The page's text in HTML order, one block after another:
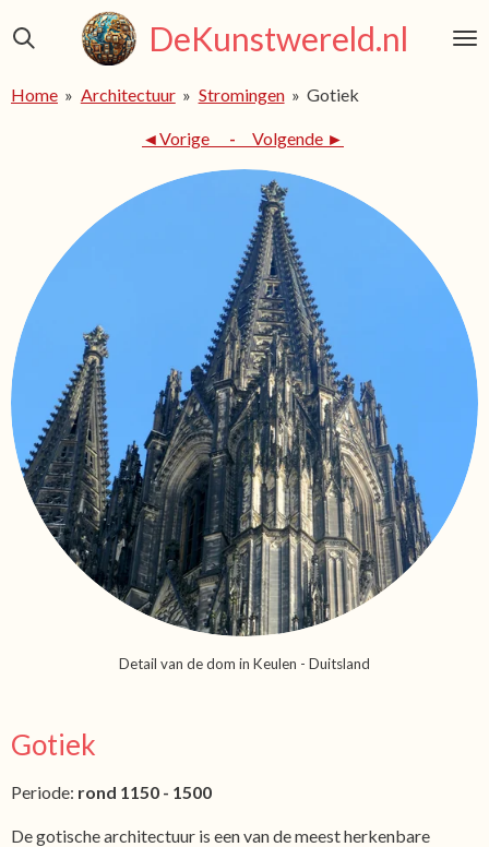
direct
de
DeKunstwereld.nl
Home » Architectuur » Stromingen » Gotiek
◄Vorige - Volgende ►
Detail van de dom in Keulen - Duitsland
Gotiek
Periode: rond 1150 - 1500
De gotische architectuur is een van de meest herkenbare